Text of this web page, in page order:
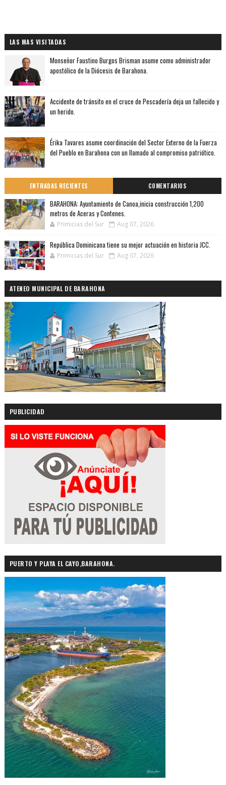
LAS MAS VISITADAS
Monseñor Faustino Burgos Brisman asume como administrador
apostólico de la Diócesis de Barahona.
Accidente de tránsito en el cruce de Pescadería deja un fallecido y
un herido.
Érika Tavares asume coordinación del Sector Externo de la Fuerza
del Pueblo en Barahona con un llamado al compromiso patriótico.
ENTRADAS RECIENTES COMENTARIOS
BARAHONA: Ayuntamiento de Canoa,inicia construcción 1,200
metros de Aceras y Contenes.
Primicias del Sur Aug 07, 2026
República Dominicana tiene su mejor actuación en historia JCC.
Primicias del Sur Aug 07, 2026
ATENEO MUNICIPAL DE BARAHONA
PUBLICIDAD
PUERTO Y PLAYA EL CAYO,BARAHONA.